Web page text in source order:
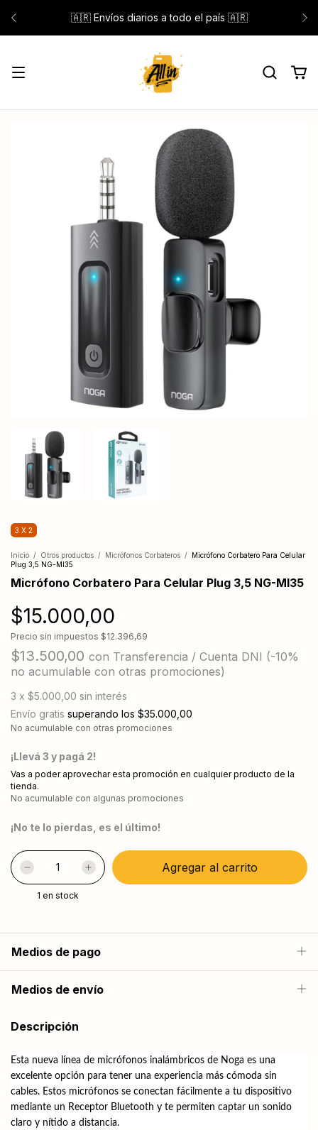
🇦🇷 Envíos diarios a todo el país 🇦🇷
3 X 2
Inicio / Otros productos / Micrófonos Corbateros / Micrófono Corbatero Para Celular
Plug 3,5 NG-MI35
Micrófono Corbatero Para Celular Plug 3,5 NG-MI35
$15.000,00
Precio sin impuestos $12.396,69
$13.500,00 con Transferencia / Cuenta DNI (-10%
no acumulable con otras promociones)
3 x $5.000,00 sin interés
Envío gratis superando los $35.000,00
No acumulable con otras promociones
¡Llevá 3 y pagá 2!
Vas a poder aprovechar esta promoción en cualquier producto de la
tienda.
No acumulable con algunas promociones
¡No te lo pierdas, es el último!
1 en stock
Medios de pago
Medios de envío
Descripción
Esta nueva línea de micrófonos inalámbricos de Noga es una
excelente opción para tener una experiencia más cómoda sin
cables. Estos micrófonos se conectan fácilmente a tu dispositivo
mediante un Receptor Bluetooth y te permiten captar un sonido
claro y nítido a distancia.